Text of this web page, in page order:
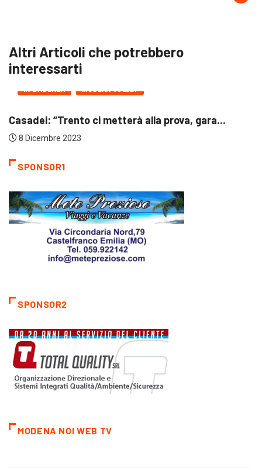
Altri Articoli che potrebbero
interessarti
IN EVIDENZA MODENA VOLLEY
“Trento ci metterà alla prova, gara...
Dicembre 2023
SPONSOR1
SPONSOR2
MODENA NOI WEB TV